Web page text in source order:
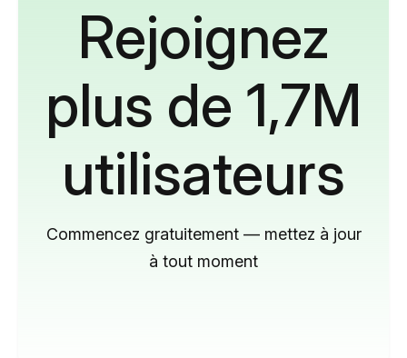
Rejoignez
plus de 1,7M
utilisateurs
Commencez gratuitement — mettez à jour
à tout moment